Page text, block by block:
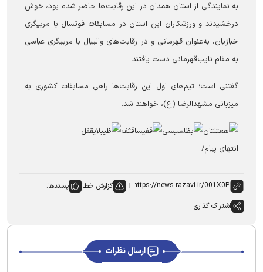
به نمایندگی از استان همدان در این رقابت‌ها حاضر شده بود، خوش
درخشیدند و ورزشکاران این استان در مسابقات فوتسال با مربیگری
خبازیان، به‌عنوان قهرمانی و در رقابت‌های والیبال با مربیگری عباسی
به مقام نایب‌قهرمانی دست یافتند.
گفتنی است؛ تیم‌های اول این رقابت‌ها راهی مسابقات کشوری به
میزبانی مشهدالرضا (ع)، خواهند شد.
انتهای پیام/
گزارش خطا
پسندها:
اشتراک گذاری
ارسال نظرات